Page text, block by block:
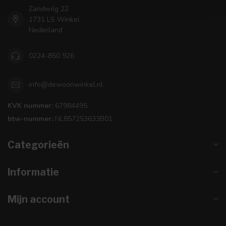
Zandwilg 22
1731 LS Winkel
Nederland
0224-850 926
info@dewoonwinkel.nl
KVK nummer: 67984495
btw-nummer: NL857253633B01
Categorieën
Informatie
Mijn account